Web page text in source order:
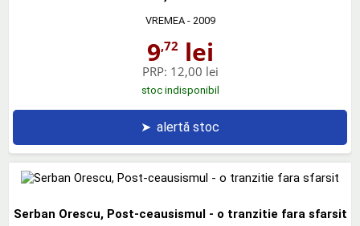
VREMEA- 2009
9,72lei
PRP: 12,00 lei
stoc indisponibil
➤ alertă stoc
Serban Orescu, Post-ceausismul - o tranzitie fara sfarsit